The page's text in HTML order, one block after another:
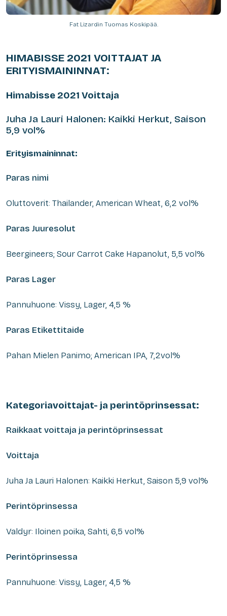
Fat Lizardin Tuomas Koskipää.
HIMABISSE 2021 VOITTAJAT JA
ERITYISMAININNAT:
Himabisse 2021 Voittaja
Juha Ja Lauri Halonen: Kaikki Herkut, Saison
5,9 vol%
Erityismaininnat:
Paras nimi
Oluttoverit: Thailander, American Wheat, 6,2 vol%
Paras Juuresolut
Beergineers; Sour Carrot Cake Hapanolut, 5,5 vol%
Paras Lager
Pannuhuone: Vissy, Lager, 4,5 %
Paras Etikettitaide
Pahan Mielen Panimo; American IPA, 7,2vol%
Kategoriavoittajat- ja perintöprinsessat:
Raikkaat voittaja ja perintöprinsessat
Voittaja
Juha Ja Lauri Halonen: Kaikki Herkut, Saison 5,9 vol%
Perintöprinsessa
Valdyr: Iloinen poika, Sahti, 6,5 vol%
Perintöprinsessa
Pannuhuone: Vissy, Lager, 4,5 %